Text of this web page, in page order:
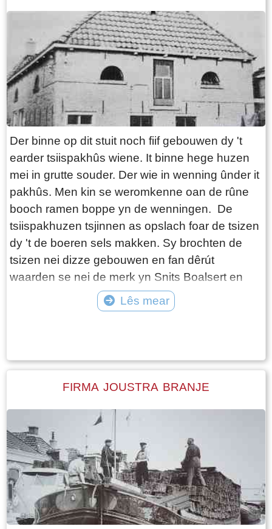
Der binne op dit stuit noch fiif gebouwen dy 't
earder tsiispakhûs wiene. It binne hege huzen
mei in grutte souder. Der wie in wenning ûnder it
pakhûs. Men kin se weromkenne oan de rûne
booch ramen boppe yn de wenningen. De
tsiispakhuzen tsjinnen as opslach foar de tsizen
dy 't de boeren sels makken. Sy brochten de
tsizen nei dizze gebouwen en fan dêrút
waarden se nei de merk yn Snits Boalsert en
Ljouwert brocht. De pakhuzen stiene allegearre
oan it wetter, it ferfier gie yn dy tiid fia it wetter.
dit tiidrek.
Lês mear
FIRMA JOUSTRA BRANJE